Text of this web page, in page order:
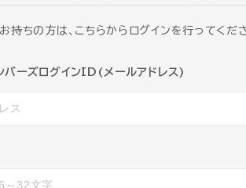
持ちの方は、こちらからログインを行ってくだ
バーズログインID(メールアドレス)